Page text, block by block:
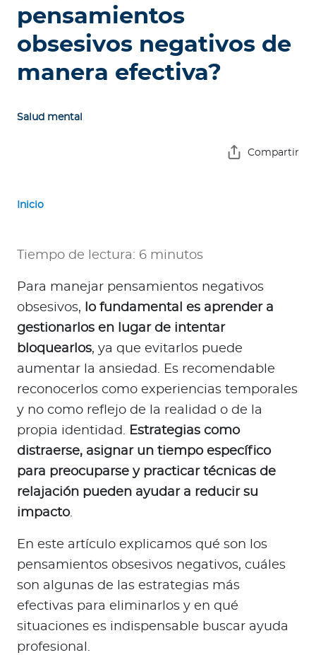
Ingresar a Mi Bupa
Red de Salud
Contáctanos
pensamientos
obsesivos negativos de
manera efectiva?
Salud mental
Compartir
Inicio
Tiempo de lectura: 6 minutos
Para manejar pensamientos negativos
obsesivos,
lo fundamental es aprender a
gestionarlos en lugar de intentar
bloquearlos, ya que evitarlos puede
aumentar la ansiedad. Es recomendable
reconocerlos como experiencias temporales
y no como reflejo de la realidad o de la
propia identidad. Estrategias como
distraerse, asignar un tiempo específico
para preocuparse y practicar técnicas de
relajación pueden ayudar a reducir su
impacto.
En este artículo explicamos qué son los
pensamientos obsesivos negativos, cuáles
son algunas de las estrategias más
efectivas para eliminarlos y en qué
situaciones es indispensable buscar ayuda
profesional.